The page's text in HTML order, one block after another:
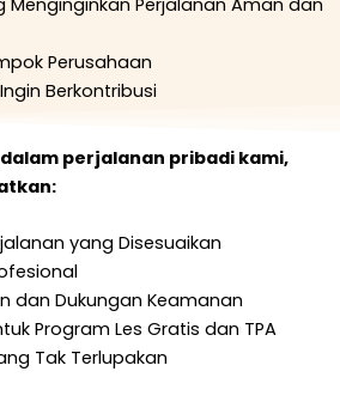
Perusahaan
Berkontribusi
perjalanan pribadi kami,
yang Disesuaikan
dan Dukungan Keamanan
Program Les Gratis dan TPA
Tak Terlupakan